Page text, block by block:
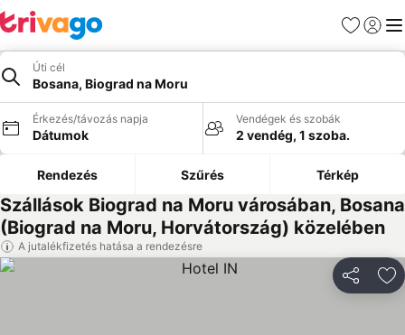
Kedvencek
Úti cél
Bosana, Biograd na Moru
Érkezés/távozás napja
Dátumok
Vendégek és szobák
2 vendég, 1 szoba.
Rendezés Szűrés Térkép
Szállások Biograd na Moru városában, Bosana
(Biograd na Moru, Horvátország) közelében
A jutalékfizetés hatása a rendezésre